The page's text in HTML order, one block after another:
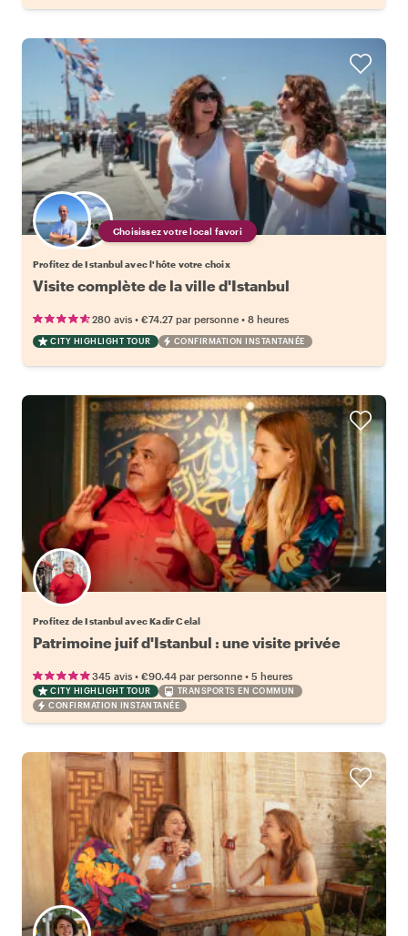
Choisissez votre local favori
Profitez de Istanbul avec l'hôte votre choix
Visite complète de la ville d'Istanbul
280 avis • €74.27 par personne • 8 heures
CITY HIGHLIGHT TOUR CONFIRMATION INSTANTANÉE
Profitez de Istanbul avec Kadir Celal
Patrimoine juif d'Istanbul : une visite privée
345 avis • €90.44 par personne • 5 heures
CITY HIGHLIGHT TOUR
TRANSPORTS EN COMMUN
CONFIRMATION INSTANTANÉE